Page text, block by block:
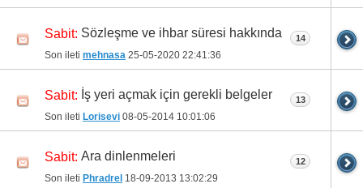
Sabit: Sözleşme ve ihbar süresi hakkında
Son ileti mehnasa 25-05-2020 22:41:36
14
Sabit: İş yeri açmak için gerekli belgeler
Son ileti Lorisevi 08-05-2014 10:01:06
13
Sabit: Ara dinlenmeleri
Son ileti Phradrel 18-09-2013 13:02:29
12